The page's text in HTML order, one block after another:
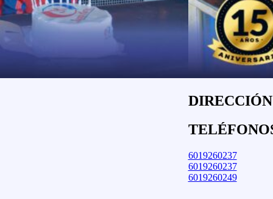
6019260237
6019260237
6019260249